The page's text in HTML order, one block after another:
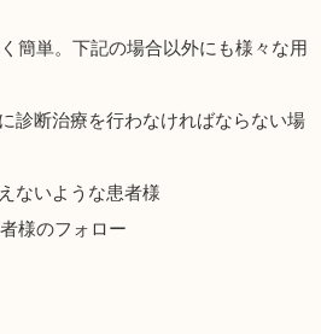
簡単。下記の場合以外にも様々な用
診断治療を行わなければならない場
ないような患者様
様のフォロー